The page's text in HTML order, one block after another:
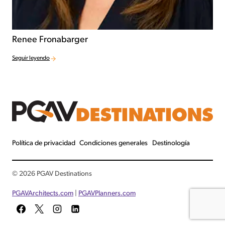
Renee Fronabarger
Seguir leyendo
Política de privacidad Condiciones generales Destinología
© 2026 PGAV Destinations
PGAVArchitects.com PGAVPlanners.com